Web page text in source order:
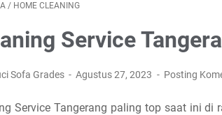
/ HOME CLEANING
Service
Sofa Grades Agustus 27, 2023 Posting
Service Tangerang paling top saat ini di